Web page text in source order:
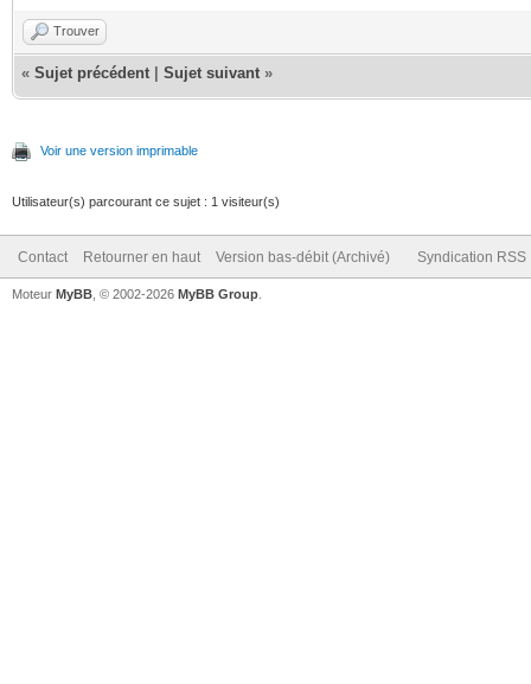
Trouver
« Sujet précédent Sujet suivant »
Voir une version imprimable
Utilisateur(s) parcourant ce sujet : 1 visiteur(s)
Contact Retourner en haut Version bas-débit (Archivé) Syndication RSS
Moteur MyBB , © 2002-2026 MyBB Group